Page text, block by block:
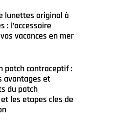
lunettes original à
: l’accessoire
vacances en mer
patch contraceptif :
avantages et
du patch
les etapes cles de